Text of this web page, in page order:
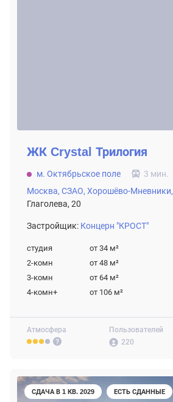
Атмосфера
Пользователей
220
ЖК Crystal Трилогия
м. Октябрьское поле
3 мин.
Москва, СЗАО, Хорошёво-Мневники,
Глаголева, 20
Застройщик: Концерн "КРОСТ"
студия от 34 м²
2-комн
от 48 м²
3-комн
от 64 м²
4-комн+
от 106 м²
СДАЧА В 1 КВ. 2029 ЕСТЬ СДАННЫЕ